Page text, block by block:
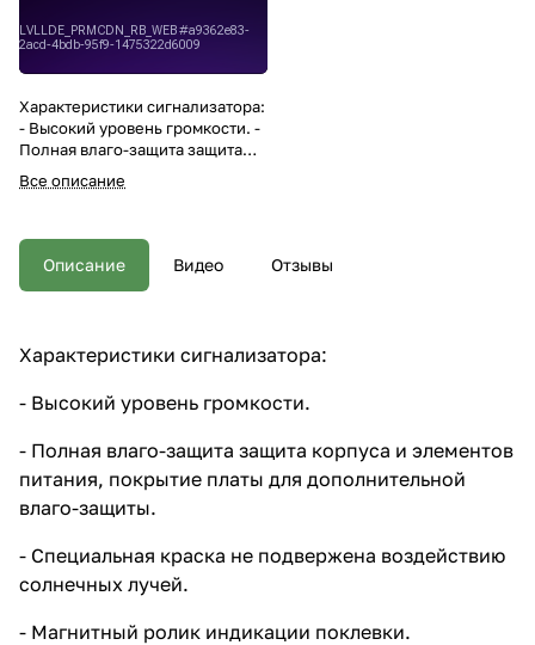
Характеристики сигнализатора:
- Высокий уровень громкости. -
Полная влаго-защита защита
корпуса и элементов питания,
покрытие платы для
- Специальная краска не
подвержена воздействию
солнечных лучей. - Магнитный
тональности сигнализатора. - 4
сигнализатора. - Разная
берега (горят разные диоды и
отличается тональность). -
Разъем для подключения
внешних приборов с
питания 3шт ААА в комплекте.
Все описание
Описание Видео Отзывы
Характеристики сигнализатора:
- Высокий уровень громкости.
- Полная влаго-защита защита корпуса и элементов
питания, покрытие платы для дополнительной
влаго-защиты.
- Специальная краска не подвержена воздействию
солнечных лучей.
- Магнитный ролик индикации поклевки.